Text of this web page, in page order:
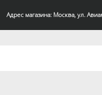
Адрес магазина: Москва, ул.